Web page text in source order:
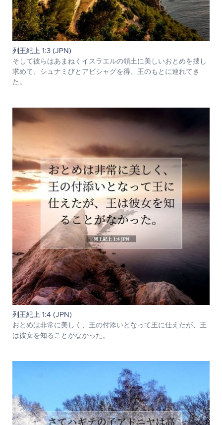
列王紀上 1:3 (JPN)
そして彼らはあまねくイスラエルの領土に美しいおとめを捜し
求めて、シュナミびとアビシャグを得、王のもとに連れてき
た。
列王紀上 1:4 (JPN)
おとめは非常に美しく、王の付添いとなって王に仕えたが、王
は彼女を知ることがなかった。